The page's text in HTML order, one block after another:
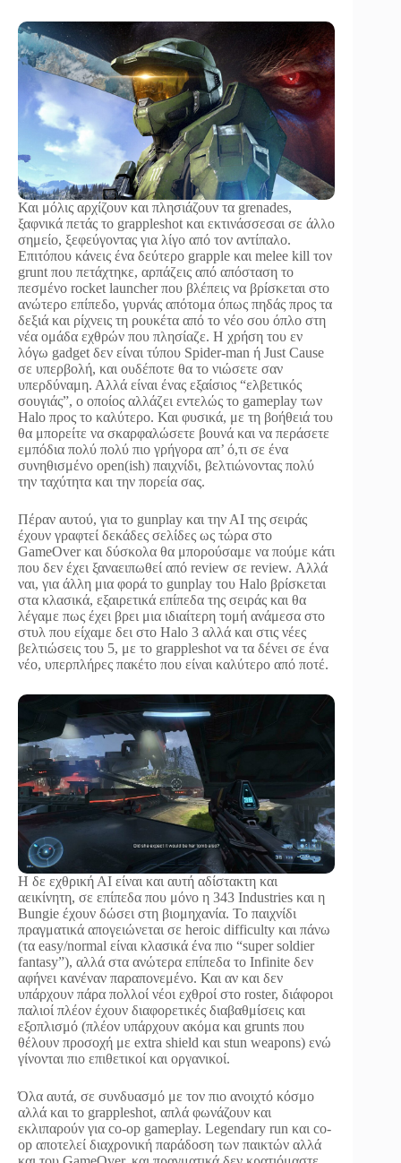
Και μόλις αρχίζουν και πλησιάζουν τα grenades,
ξαφνικά πετάς το grappleshot και εκτινάσσεσαι σε άλλο
σημείο, ξεφεύγοντας για λίγο από τον αντίπαλο.
Επιτόπου κάνεις ένα δεύτερο grapple και melee kill τον
grunt που πετάχτηκε, αρπάζεις από απόσταση το
πεσμένο rocket launcher που βλέπεις να βρίσκεται στο
ανώτερο επίπεδο, γυρνάς απότομα όπως πηδάς προς τα
δεξιά και ρίχνεις τη ρουκέτα από το νέο σου όπλο στη
νέα ομάδα εχθρών που πλησίαζε. Η χρήση του εν
λόγω gadget δεν είναι τύπου Spider-man ή Just Cause
σε υπερβολή, και ουδέποτε θα το νιώσετε σαν
υπερδύναμη. Αλλά είναι ένας εξαίσιος “ελβετικός
σουγιάς”, ο οποίος αλλάζει εντελώς το gameplay των
Halo προς το καλύτερο. Και φυσικά, με τη βοήθειά του
θα μπορείτε να σκαρφαλώσετε βουνά και να περάσετε
εμπόδια πολύ πολύ πιο γρήγορα απ’ ό,τι σε ένα
συνηθισμένο open(ish) παιχνίδι, βελτιώνοντας πολύ
την ταχύτητα και την πορεία σας.
Πέραν αυτού, για το gunplay και την ΑΙ της σειράς
έχουν γραφτεί δεκάδες σελίδες ως τώρα στο
GameOver και δύσκολα θα μπορούσαμε να πούμε κάτι
που δεν έχει ξαναειπωθεί από review σε review. Αλλά
ναι, για άλλη μια φορά το gunplay του Halo βρίσκεται
στα κλασικά, εξαιρετικά επίπεδα της σειράς και θα
λέγαμε πως έχει βρει μια ιδιαίτερη τομή ανάμεσα στο
στυλ που είχαμε δει στο Halo 3 αλλά και στις νέες
βελτιώσεις του 5, με το grappleshot να τα δένει σε ένα
νέο, υπερπλήρες πακέτο που είναι καλύτερο από ποτέ.
Η δε εχθρική ΑΙ είναι και αυτή αδίστακτη και
αεικίνητη, σε επίπεδα που μόνο η 343 Industries και η
Bungie έχουν δώσει στη βιομηχανία. Το παιχνίδι
πραγματικά απογειώνεται σε heroic difficulty και πάνω
(τα easy/normal είναι κλασικά ένα πιο “super soldier
fantasy”), αλλά στα ανώτερα επίπεδα το Infinite δεν
αφήνει κανέναν παραπονεμένο. Και αν και δεν
υπάρχουν πάρα πολλοί νέοι εχθροί στο roster, διάφοροι
παλιοί πλέον έχουν διαφορετικές διαβαθμίσεις και
εξοπλισμό (πλέον υπάρχουν ακόμα και grunts που
θέλουν προσοχή με extra shield και stun weapons) ενώ
γίνονται πιο επιθετικοί και οργανικοί.
Όλα αυτά, σε συνδυασμό με τον πιο ανοιχτό κόσμο
αλλά και το grappleshot, απλά φωνάζουν και
εκλιπαρούν για co-op gameplay. Legendary run και co-
op αποτελεί διαχρονική παράδοση των παικτών αλλά